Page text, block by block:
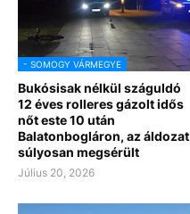
- SOMOGY VÁRMEGYE
Bukósisak nélkül száguldó
12 éves rolleres gázolt idős
nőt este 10 után
Balatonbogláron, az áldozat
súlyosan megsérült
Július 20, 2026